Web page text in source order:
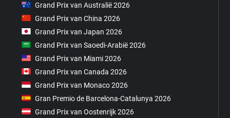
Grand Prix van Australië 2026
Grand Prix van China 2026
Grand Prix van Japan 2026
Grand Prix van Saoedi-Arabië 2026
Grand Prix van Miami 2026
Grand Prix van Canada 2026
Grand Prix van Monaco 2026
Gran Premio de Barcelona-Catalunya 2026
Grand Prix van Oostenrijk 2026